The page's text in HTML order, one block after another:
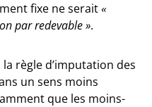
fixe ne serait«
par redevable ».
la règle d’imputation des
un sens moins
que les moins-